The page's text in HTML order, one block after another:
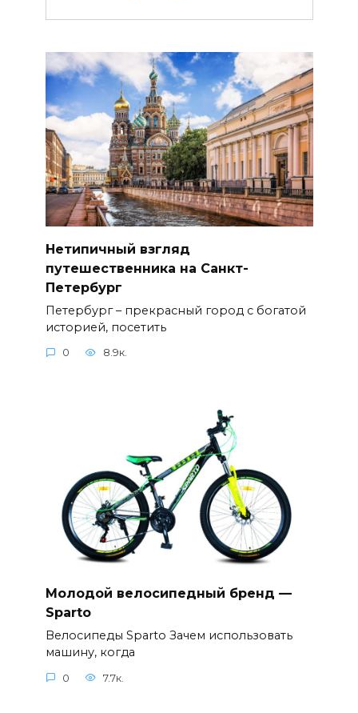
Нетипичный взгляд
путешественника на Санкт-
Петербург
Петербург – прекрасный город с богатой
историей, посетить
0 8.9к.
Молодой велосипедный бренд —
Sparto
Велосипеды Sparto Зачем использовать
машину, когда
0 7.7к.